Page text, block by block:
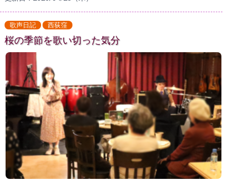
歌声日記 西荻窪
桜の季節を歌い切った気分